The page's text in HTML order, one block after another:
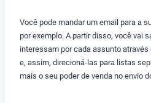
Você pode mandar um email para a
por exemplo. A partir disso, você vai
interessam por cada assunto
e, assim, direcioná-las para listas
mais o seu poder de venda no envio